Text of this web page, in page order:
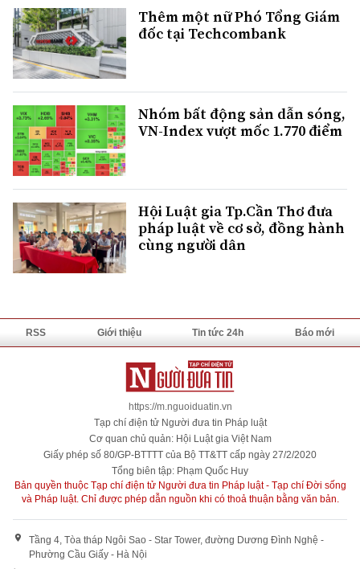
Thêm một nữ Phó Tổng Giám
đốc tại Techcombank
Nhóm bất động sản dẫn sóng,
VN-Index vượt mốc 1.770 điểm
Hội Luật gia Tp.Cần Thơ đưa
pháp luật về cơ sở, đồng hành
cùng người dân
RSS Giới thiệu Tin tức 24h Báo mới
https://m.nguoiduatin.vn
Tạp chí điện tử Người đưa tin Pháp luật
Cơ quan chủ quản: Hội Luật gia Việt Nam
Giấy phép số 80/GP-BTTTT của Bộ TT&TT cấp ngày 27/2/2020
Tổng biên tập: Phạm Quốc Huy
Bản quyền thuộc Tạp chí điện tử Người đưa tin Pháp luật - Tạp chí Đời sống
và Pháp luật. Chỉ được phép dẫn nguồn khi có thoả thuận bằng văn bản.
Tầng 4, Tòa tháp Ngôi Sao - Star Tower, đường Dương Đình Nghệ -
Phường Cầu Giấy - Hà Nội